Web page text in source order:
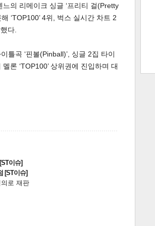
의 리메이크 싱글 ‘프리티 걸(Pretty
‘TOP100’ 4위, 벅스 실시간 차트 2
다.
틀곡 ‘핀볼(Pinball)’, 싱글 2집 타이
론 ‘TOP100’ 상위권에 진입하며 대
이슈]
[ST이슈]
로 재판